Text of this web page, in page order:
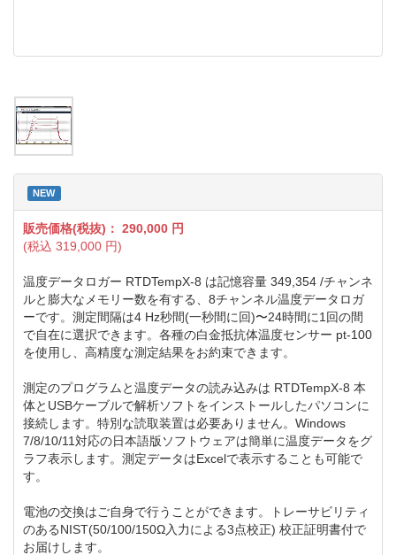
NEW
販売価格(税抜)： 290,000 円
(税込 319,000 円)
温度データロガー RTDTempX-8 は記憶容量 349,354 /チャンネ
ルと膨大なメモリー数を有する、8チャンネル温度データロガ
ーです。測定間隔は4 Hz秒間(一秒間に回)〜24時間に1回の間
で自在に選択できます。各種の白金抵抗体温度センサー pt-100
を使用し、高精度な測定結果をお約束できます。
測定のプログラムと温度データの読み込みは RTDTempX-8 本
体とUSBケーブルで解析ソフトをインストールしたパソコンに
接続します。特別な読取装置は必要ありません。Windows
7/8/10/11対応の日本語版ソフトウェアは簡単に温度データをグ
ラフ表示します。測定データはExcelで表示することも可能で
す。
電池の交換はご自身で行うことができます。トレーサビリティ
のあるNIST(50/100/150Ω入力による3点校正) 校正証明書付で
お届けします。